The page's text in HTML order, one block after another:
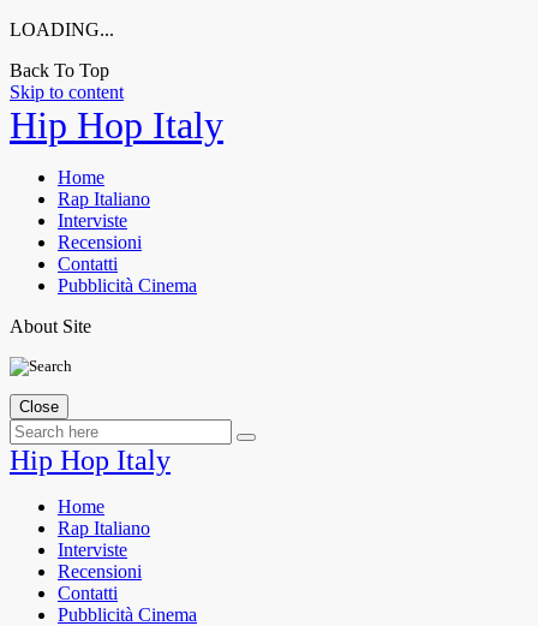
LOADING...
Back To Top
Skip to content
Hip Hop Italy
Home
Rap Italiano
Interviste
Recensioni
Contatti
Pubblicità Cinema
About Site
Close
Hip Hop Italy
Home
Rap Italiano
Interviste
Recensioni
Contatti
Pubblicità Cinema